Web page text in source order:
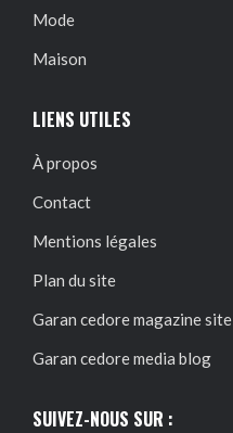
Mode
Maison
LIENS UTILES
À propos
Contact
Mentions légales
Plan du site
Garan cedore magazine site
Garan cedore media blog
SUIVEZ-NOUS SUR :